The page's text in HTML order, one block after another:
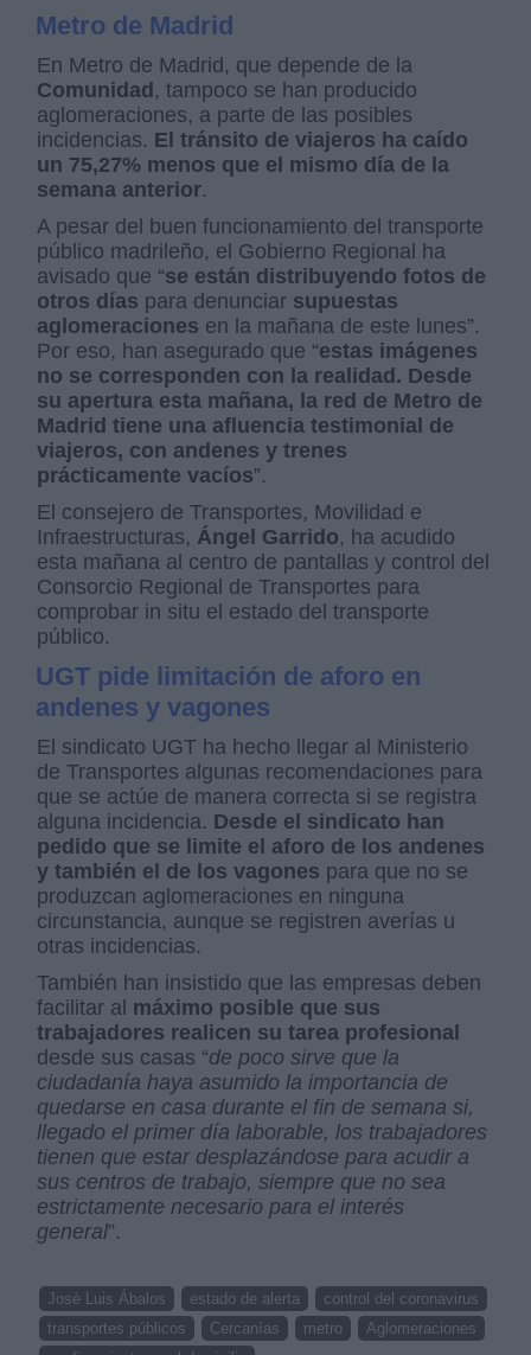
Metro de Madrid
En Metro de Madrid, que depende de la
Comunidad , tampoco se han producido
aglomeraciones, a parte de las posibles
incidencias. El tránsito de viajeros ha caído
un 75,27% menos que el mismo día de la
semana anterior.
A pesar del buen funcionamiento del transporte
público madrileño, el Gobierno Regional ha
avisado que “se están distribuyendo fotos de
otros días para denunciar supuestas
aglomeraciones en la mañana de este lunes”.
Por eso, han asegurado que “estas imágenes
no se corresponden con la realidad. Desde
su apertura esta mañana, la red de Metro de
Madrid tiene una afluencia testimonial de
viajeros, con andenes y trenes
prácticamente vacíos”.
El consejero de Transportes, Movilidad e
Infraestructuras, Ángel Garrido, ha acudido
esta mañana al centro de pantallas y control del
Consorcio Regional de Transportes para
comprobar in situ el estado del transporte
público.
UGT pide limitación de aforo en
andenes y vagones
El sindicato UGT ha hecho llegar al Ministerio
de Transportes algunas recomendaciones para
que se actúe de manera correcta si se registra
alguna incidencia. Desde el sindicato han
pedido que se limite el aforo de los andenes
y también el de los vagones para que no se
produzcan aglomeraciones en ninguna
circunstancia, aunque se registren averías u
otras incidencias.
También han insistido que las empresas deben
facilitar al máximo posible que sus
trabajadores realicen su tarea profesional
desde sus casas “de poco sirve que la
ciudadanía haya asumido la importancia de
quedarse en casa durante el fin de semana si,
llegado el primer día laborable, los trabajadores
tienen que estar desplazándose para acudir a
sus centros de trabajo, siempre que no sea
estrictamente necesario para el interés
general”.
José Luis Ábalos estado de alerta
control del coronavirus
transportes públicos
Cercanías metro
Aglomeraciones